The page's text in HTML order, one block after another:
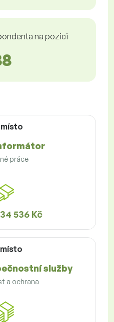
na pozici
práce
536 Kč
služby
a ochrana